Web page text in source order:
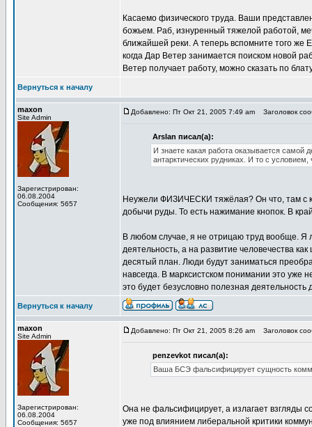
Касаемо физического труда. Ваши
божьем. Раб, изнуренный тяжелой работой,
ближайшей реки. А теперь вспомните того же
когда Дар Ветер занимается поиском новой
Ветер получает работу, можно сказать по
Вернуться к началу
maxon
Site Admin
Зарегистрирован:
06.08.2004
Сообщения: 5657
Добавлено: Пт Окт 21, 2005 7:49 am Заголовок
Arslan писал(а):
И знаете какая работа оказывается самой
антарктических рудниках. И то с
Неужели ФИЗИЧЕСКИ тяжёлая? Он что, там с
добычи руды. То есть нажимание кнопок. В
В любом случае, я не отрицаю труд вообще. Я
деятельность, а на развитие человечества
десятый план. Люди будут заниматься
навсегда. В марксистском понимании это уже
это будет безусловно полезная
Вернуться к началу
maxon
Site Admin
Зарегистрирован:
06.08.2004
Сообщения: 5657
Добавлено: Пт Окт 21, 2005 8:26 am Заголовок
penzevkot писал(а):
Ваша БСЭ фальсифицирует сущность
Она не фальсифицирует, а излагает взгляды
уже под влиянием либеральной критики